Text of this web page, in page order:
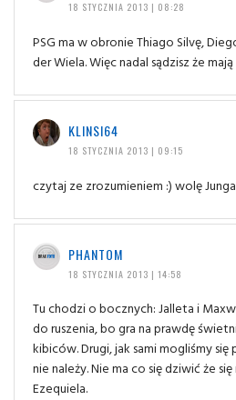
18 STYCZNIA 2013 | 08:28
PSG ma w obronie Thiago Silvę,
der Wiela. Więc nadal sądzisz że
KLINSI64
18 STYCZNIA 2013 | 09:15
czytaj ze zrozumieniem :) wolę
PHANTOM
18 STYCZNIA 2013 | 14:58
Tu chodzi o bocznych: Jalleta i
do ruszenia, bo gra na prawdę
kibiców. Drugi, jak sami mogliśmy się
nie należy. Nie ma co się dziwić że
Ezequiela.